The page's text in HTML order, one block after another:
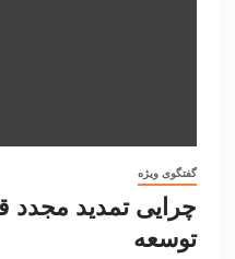
گفتگوی ویژه
چرایی تمدید مجدد
توسعه